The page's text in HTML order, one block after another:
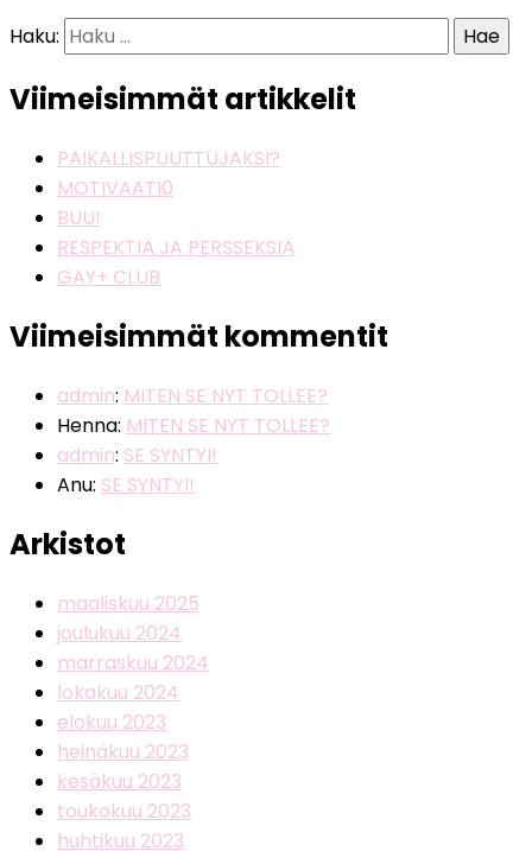
Haku:
Viimeisimmät artikkelit
PAIKALLISPUUTTUJAKSI?
MOTIVAATI0
BUU!
RESPEKTIÄ JA PERSSEKSIÄ
GAY+ CLUB
Viimeisimmät kommentit
admin: MITEN SE NYT TOLLEE?
Henna: MITEN SE NYT TOLLEE?
admin: SE SYNTYI!
Anu: SE SYNTYI!
Arkistot
maaliskuu 2025
joulukuu 2024
marraskuu 2024
lokakuu 2024
elokuu 2023
heinäkuu 2023
kesäkuu 2023
toukokuu 2023
huhtikuu 2023